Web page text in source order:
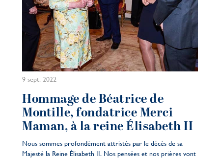
9 sept. 2022
Hommage de Béatrice de
Montille, fondatrice Merci
Maman, à la reine Élisabeth II
Nous sommes profondément attristés par le décès de sa
Majesté la Reine Élisabeth II. Nos pensées et nos prières vont